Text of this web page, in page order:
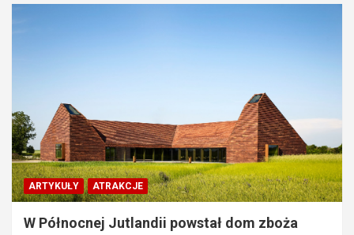
ARTYKUŁY ATRAKCJE
W Północnej Jutlandii powstał dom zboża